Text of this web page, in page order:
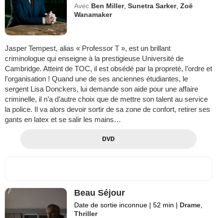
Avec Ben Miller,Sunetra Sarker,Zoë
Wanamaker
Jasper Tempest, alias « Professor T », est un brillant
criminologue qui enseigne à la prestigieuse Université de
Cambridge. Atteint de TOC, il est obsédé par la propreté, l’ordre et
l’organisation ! Quand une de ses anciennes étudiantes, le
sergent Lisa Donckers, lui demande son aide pour une affaire
criminelle, il n’a d’autre choix que de mettre son talent au service
la police. Il va alors devoir sortir de sa zone de confort, retirer ses
gants en latex et se salir les mains…
DVD
Beau Séjour
Date de sortie inconnue | 52 min | Drame
Thriller